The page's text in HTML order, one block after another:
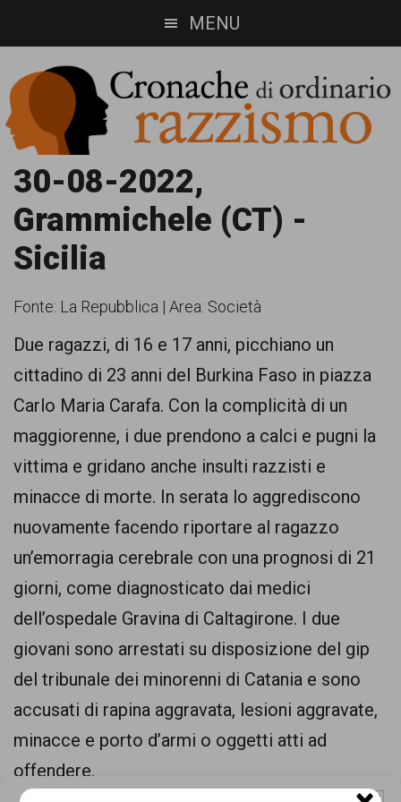
to
main
content
to
footer
MENU
Cronache
di
ordinario
razzismo
Cronachediordinariorazzismo.org
un
sito
informazione,
approfondimento
comunicazione
specificamente
dedicato
fenomeno
del
razzismo
curato
da
Lunaria
collaborazione
con
30-08-2022,
Grammichele (CT) -
Sicilia
Fonte: La Repubblica | Area: Società
Due ragazzi, di 16 e 17 anni, picchiano un
cittadino di 23 anni del Burkina Faso in piazza
Carlo Maria Carafa. Con la complicità di un
maggiorenne, i due prendono a calci e pugni la
vittima e gridano anche insulti razzisti e
minacce di morte. In serata lo aggrediscono
nuovamente facendo riportare al ragazzo
un’emorragia cerebrale con una prognosi di 21
giorni, come diagnosticato dai medici
dell’ospedale Gravina di Caltagirone. I due
giovani sono arrestati su disposizione del gip
del tribunale dei minorenni di Catania e sono
accusati di rapina aggravata, lesioni aggravate,
minacce e porto d’armi o oggetti atti ad
offendere.